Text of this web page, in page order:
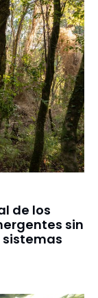
de los
sin